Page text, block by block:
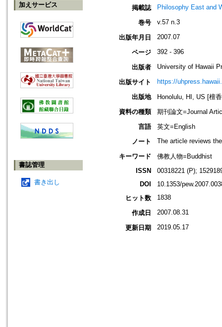
加えサービス
書誌管理
書き出し
掲載誌 Philosophy East and
巻号 v.57 n.3
出版年月日 2007.07
ページ 392 - 396
出版者 University of Hawaii
出版サイト https://
出版地
Honolulu, HI, US [檀
資料の種類
期刊論文=Journal
言語
英文=English
ノート
The article reviews
キーワード
佛教人物=Buddhist
ISSN
00318221 (P);
DOI
10.1353/
ヒット数
1838
作成日 2007.08.31
更新日期 2019.05.17